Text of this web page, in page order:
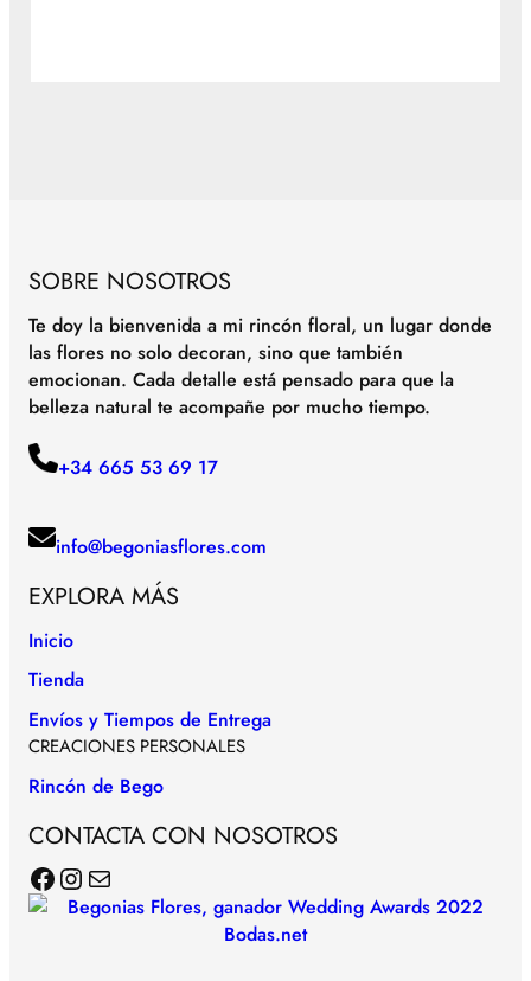
SOBRE NOSOTROS
Te doy la bienvenida a mi rincón floral, un lugar donde
las flores no solo decoran, sino que también
emocionan. Cada detalle está pensado para que la
belleza natural te acompañe por mucho tiempo.
+34 665 53 69 17
info@begoniasflores.com
EXPLORA MÁS
Inicio
Tienda
Envíos y Tiempos de Entrega
CREACIONES PERSONALES
Rincón de Bego
CONTACTA CON NOSOTROS
Facebook Instagram Correo electrónico